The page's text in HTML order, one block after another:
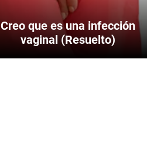
Creo que es una infección
vaginal (Resuelto)